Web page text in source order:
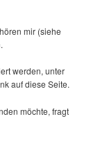
mir (siehe
werden, unter
auf diese Seite.
möchte, fragt